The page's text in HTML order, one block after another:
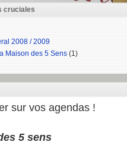
cruciales
2008 / 2009
Maison des 5 Sens(1)
sur vos agendas !
5 sens